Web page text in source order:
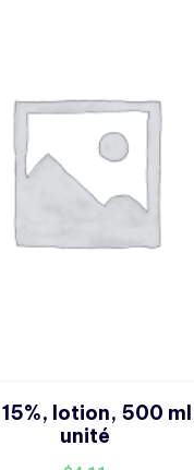
lotion, 500
unité